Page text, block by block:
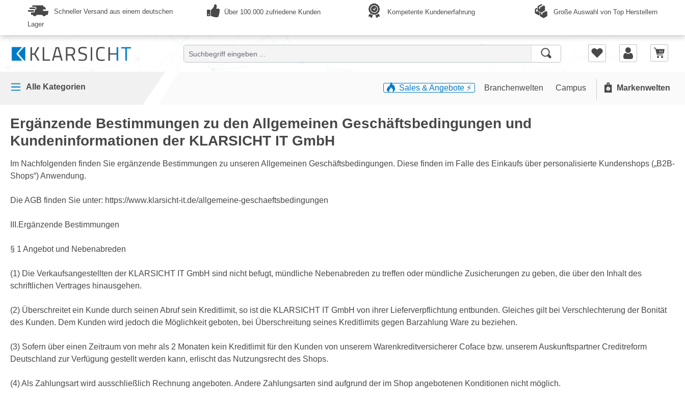
Zur Hauptnavigation springen
Schneller Versand aus einem deutschen
Lager
Über 100.000 zufriedene Kunden Kompetente Kundenerfahrung Große Auswahl von Top Herstellern
Alle Kategorien Sales & Angebote ⚡️ Branchenwelten Campus Markenwelten
Ergänzende Bestimmungen zu den Allgemeinen Geschäftsbedingungen und
Kundeninformationen der KLARSICHT IT GmbH
Im Nachfolgenden finden Sie ergänzende Bestimmungen zu unseren Allgemeinen Geschäftsbedingungen. Diese finden im Falle des Einkaufs über personalisierte Kundenshops („B2B-
Shops“) Anwendung.
Die AGB finden Sie unter: https://www.klarsicht-it.de/allgemeine-geschaeftsbedingungen
III.Ergänzende Bestimmungen
§ 1 Angebot und Nebenabreden
(1) Die Verkaufsangestellten der KLARSICHT IT GmbH sind nicht befugt, mündliche Nebenabreden zu treffen oder mündliche Zusicherungen zu geben, die über den Inhalt des
schriftlichen Vertrages hinausgehen.
(2) Überschreitet ein Kunde durch seinen Abruf sein Kreditlimit, so ist die KLARSICHT IT GmbH von ihrer Lieferverpflichtung entbunden. Gleiches gilt bei Verschlechterung der Bonität
des Kunden. Dem Kunden wird jedoch die Möglichkeit geboten, bei Überschreitung seines Kreditlimits gegen Barzahlung Ware zu beziehen.
(3) Sofern über einen Zeitraum von mehr als 2 Monaten kein Kreditlimit für den Kunden von unserem Warenkreditversicherer Coface bzw. unserem Auskunftspartner Creditreform
Deutschland zur Verfügung gestellt werden kann, erlischt das Nutzungsrecht des Shops.
(4) Als Zahlungsart wird ausschließlich Rechnung angeboten. Andere Zahlungsarten sind aufgrund der im Shop angebotenen Konditionen nicht möglich.